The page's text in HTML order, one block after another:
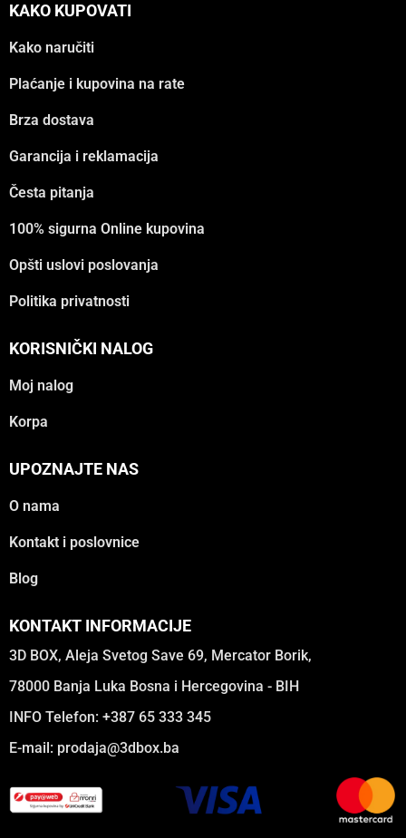
KAKO KUPOVATI
Kako naručiti
Plaćanje i kupovina na rate
Brza dostava
Garancija i reklamacija
Česta pitanja
100% sigurna Online kupovina
Opšti uslovi poslovanja
Politika privatnosti
KORISNIČKI NALOG
Moj nalog
Korpa
UPOZNAJTE NAS
O nama
Kontakt i poslovnice
Blog
KONTAKT INFORMACIJE
3D BOX, Aleja Svetog Save 69, Mercator Borik,
78000 Banja Luka Bosna i Hercegovina - BIH
INFO Telefon: +387 65 333 345
E-mail: prodaja@3dbox.ba